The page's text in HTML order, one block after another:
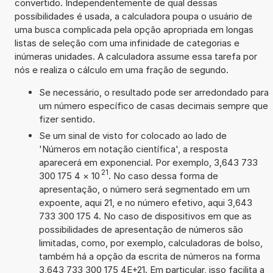
convertido. Independentemente de qual dessas
possibilidades é usada, a calculadora poupa o usuário de
uma busca complicada pela opção apropriada em longas
listas de seleção com uma infinidade de categorias e
inúmeras unidades. A calculadora assume essa tarefa por
nós e realiza o cálculo em uma fração de segundo.
Se necessário, o resultado pode ser arredondado para
um número específico de casas decimais sempre que
fizer sentido.
Se um sinal de visto for colocado ao lado de
'Números em notação científica', a resposta
aparecerá em exponencial. Por exemplo, 3,643 733
300 175 4 × 10 21. No caso dessa forma de
apresentação, o número será segmentado em um
expoente, aqui 21, e no número efetivo, aqui 3,643
733 300 175 4. No caso de dispositivos em que as
possibilidades de apresentação de números são
limitadas, como, por exemplo, calculadoras de bolso,
também há a opção da escrita de números na forma
3,643 733 300 175 4E+21. Em particular, isso facilita a